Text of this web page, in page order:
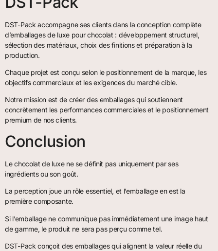
DST-Pack accompagne ses clients dans la conception complète
d’emballages de luxe pour chocolat : développement structurel,
sélection des matériaux, choix des finitions et préparation à la
production.
Chaque projet est conçu selon le positionnement de la marque, les
objectifs commerciaux et les exigences du marché cible.
Notre mission est de créer des emballages qui soutiennent
concrètement les performances commerciales et le positionnement
premium de nos clients.
Conclusion
Le chocolat de luxe ne se définit pas uniquement par ses
ingrédients ou son goût.
La perception joue un rôle essentiel, et l’emballage en est la
première composante.
Si l’emballage ne communique pas immédiatement une image haut
de gamme, le produit ne sera pas perçu comme tel.
DST-Pack conçoit des emballages qui alignent la valeur réelle du